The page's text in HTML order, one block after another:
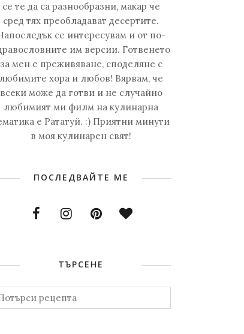
се те да са разнообразни, макар че
сред тях преобладават десертите.
се интересувам и от по-
им версии. Готвенето
за мен е преживяване, споделяне с
любимите хора и любов! Вярвам, че
всеки може да готви и не случайно
любимият ми филм на кулинарна
е Рататуй. :) Приятни минути
в моя кулинарен свят!
ПОСЛЕДВАЙТЕ МЕ
ТЪРСЕНЕ